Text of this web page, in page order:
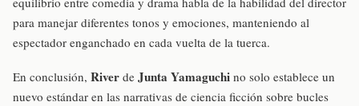
para manejar diferentes tonos y emociones, manteniendo al
espectador enganchado en cada vuelta de la tuerca.
En conclusión, River de Junta Yamaguchi no solo establece un
nuevo estándar en las narrativas de ciencia ficción sobre bucles